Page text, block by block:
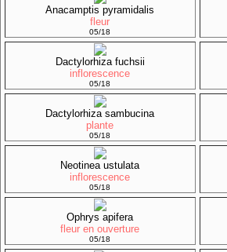
Anacamptis pyramidalis
fleur
05/18
Dactylorhiza fuchsii
inflorescence
05/18
Dactylorhiza sambucina
plante
05/18
Neotinea ustulata
inflorescence
05/18
Ophrys apifera
fleur en ouverture
05/18